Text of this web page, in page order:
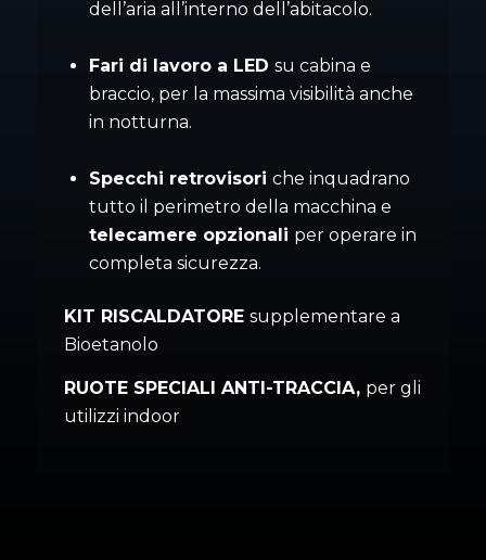
dell’aria all’interno dell’abitacolo.
Fari di lavoro a LED su cabina e
braccio, per la massima visibilità anche
in notturna.
Specchi retrovisori che inquadrano
tutto il perimetro della macchina e
telecamere opzionali per operare in
completa sicurezza.
KIT RISCALDATORE supplementare a
Bioetanolo
RUOTE SPECIALI ANTI-TRACCIA, per gli
utilizzi indoor